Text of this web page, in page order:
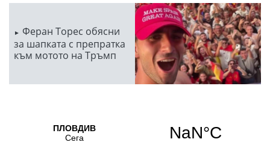
Феран Торес обясни
за шапката с препратка
към мотото на Тръмп